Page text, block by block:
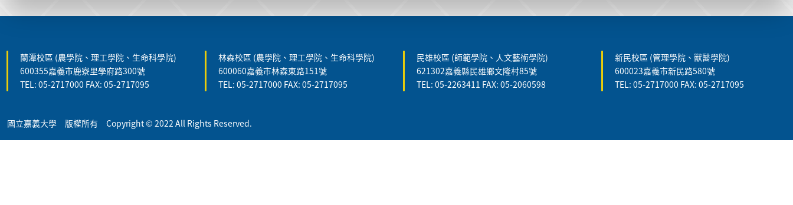
蘭潭校區 (農學院、理工學院、生命科學院)
600355嘉義市鹿寮里學府路300號
TEL: 05-2717000 FAX: 05-2717095
林森校區 (農學院、理工學院、生命科學院)
600060嘉義市林森東路151號
TEL: 05-2717000 FAX: 05-2717095
民雄校區 (師範學院、人文藝術學院)
621302嘉義縣民雄鄉文隆村85號
TEL: 05-2263411 FAX: 05-2060598
新民校區 (管理學院、獸醫學院)
600023嘉義市新民路580號
TEL: 05-2717000 FAX: 05-2717095
國立嘉義大學 版權所有 Copyright © 2022 All Rights Reserved.